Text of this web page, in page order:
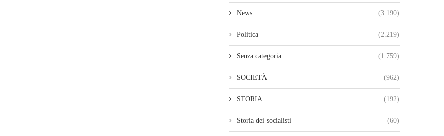
News (3.190)
Politica (2.219)
Senza categoria (1.759)
SOCIETÀ (962)
STORIA (192)
Storia dei socialisti (60)